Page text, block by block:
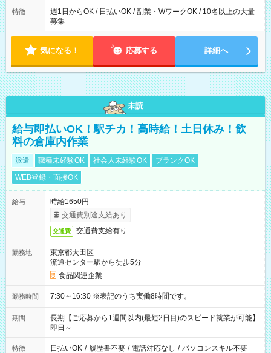
特徴
週1日からOK / 日払いOK / 副業・WワークOK / 10名以上の大量
募集
気になる！ 応募する 詳細へ
未読
給与即払いOK！駅チカ！高時給！土日休み！飲
料の倉庫内作業
派遣 職種未経験OK 社会人未経験OK
ブランクOK
WEB登録・面接OK
給与
時給1650円
交通費別途支給あり
交通費 交通費支給有り
勤務地
東京都大田区
流通センター駅から徒歩5分
食品関連企業
勤務時間 7:30～16:30 ※表記のうち実働8時間です。
期間
長期【ご応募から1週間以内(最短2日目)のスピード就業が可能】
即日～
特徴 日払いOK / 履歴書不要 / 電話対応なし / パソコンスキル不要